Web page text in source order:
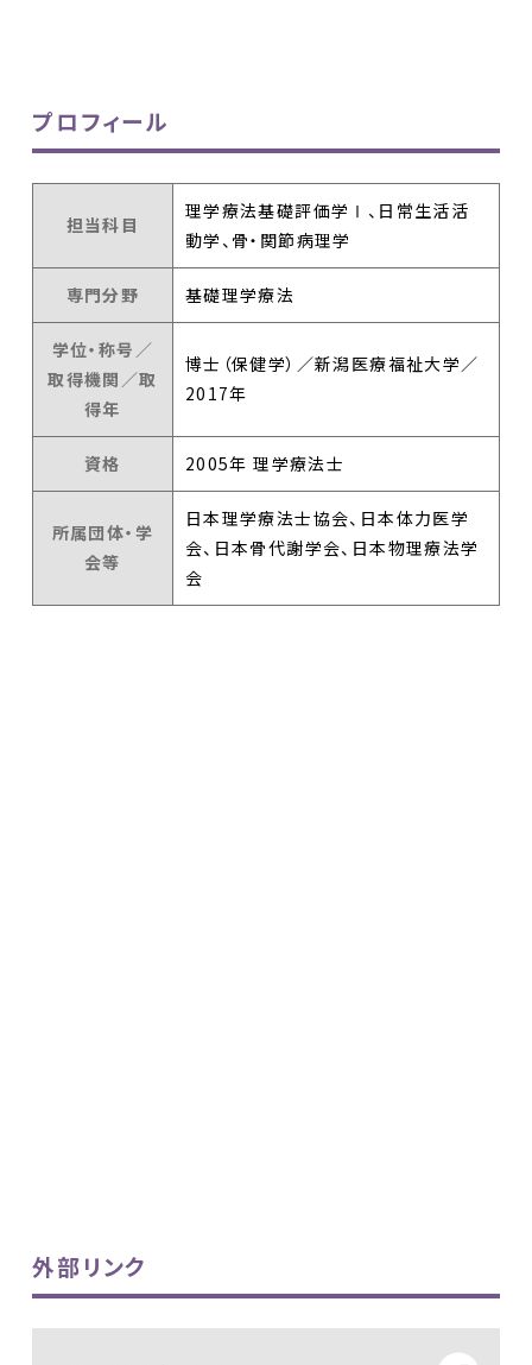
プロフィール
担当科目
理学療法基礎評価学Ⅰ、日常生活活
動学、骨・関節病理学
専門分野 基礎理学療法
学位・称号／
取得機関／取
得年
博士（保健学）／新潟医療福祉大学／
2017年
資格 2005年 理学療法士
所属団体・学
会等
日本理学療法士協会、日本体力医学
会、日本骨代謝学会、日本物理療法学
会
外部リンク